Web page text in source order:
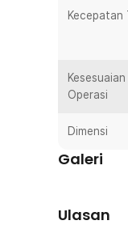
melihat,
Ultra Dual
Anda
Rincian
Kecepatan
Operasi
Dimensi
Galeri
Ulasan